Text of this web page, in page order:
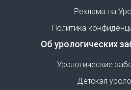
Реклама на
Политика
Об урологических
Урологические
Детская